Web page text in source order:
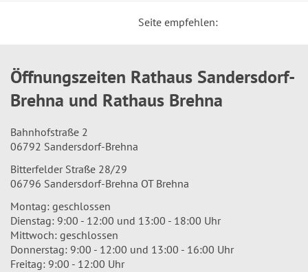
Seite empfehlen:
Öffnungszeiten Rathaus Sandersdorf-
Brehna und Rathaus Brehna
Bahnhofstraße 2
06792 Sandersdorf-Brehna
Bitterfelder Straße 28/29
06796 Sandersdorf-Brehna OT Brehna
Montag: geschlossen
Dienstag: 9:00 - 12:00 und 13:00 - 18:00 Uhr
Mittwoch: geschlossen
Donnerstag: 9:00 - 12:00 und 13:00 - 16:00 Uhr
Freitag: 9:00 - 12:00 Uhr